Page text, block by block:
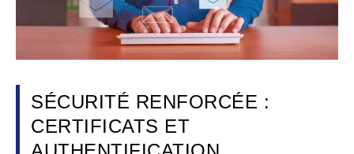
SÉCURITÉ RENFORCÉE :
CERTIFICATS ET